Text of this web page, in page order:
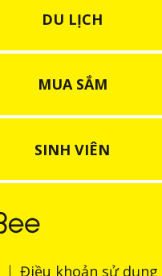
DU LỊCH
MUA SẮM
SINH VIÊN
Điều khoản sử dụng